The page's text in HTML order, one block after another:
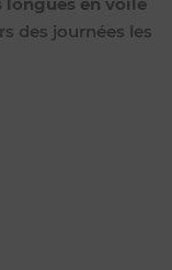
des journées les